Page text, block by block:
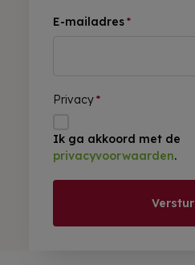
E-mailadres*
Privacy*
Ik ga akkoord met de
privacyvoorwaarden.